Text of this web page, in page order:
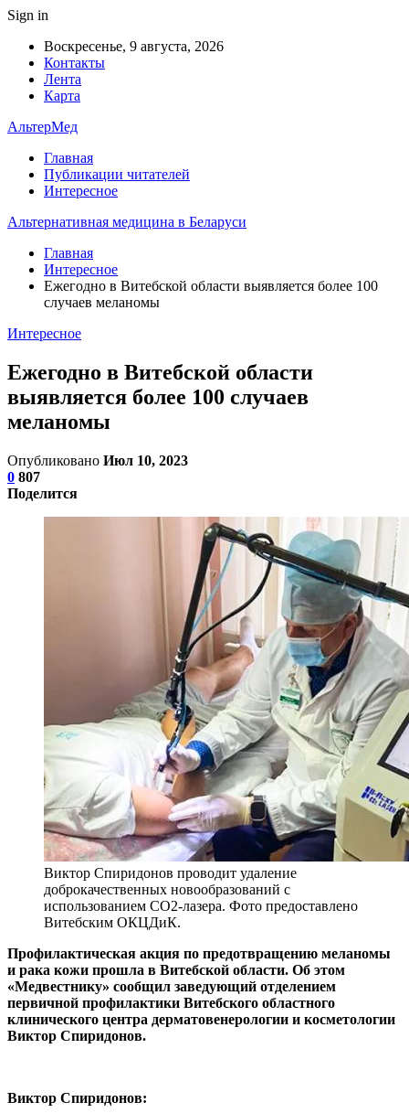
Sign in
Воскресенье, 9 августа, 2026
Контакты
Лента
Карта
АльтерМед
Главная
Публикации читателей
Интересное
Альтернативная медицина в Беларуси
Главная
Интересное
Ежегодно в Витебской области выявляется более 100
случаев меланомы
Интересное
Ежегодно в Витебской области
выявляется более 100 случаев
меланомы
Опубликовано Июл 10, 2023
0 807
Поделится
Виктор Спиридонов проводит удаление
доброкачественных новообразований с
использованием СО2-лазера. Фото предоставлено
Витебским ОКЦДиК.
Профилактическая акция по предотвращению меланомы
и рака кожи прошла в Витебской области. Об этом
«Медвестнику» сообщил заведующий отделением
первичной профилактики Витебского областного
клинического центра дерматовенерологии и косметологии
Виктор Спиридонов.
Виктор Спиридонов: